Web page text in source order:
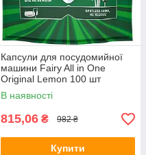
Капсули для посудомийної
машини Fairy All in One
Original Lemon 100 шт
В наявності
815,06 ₴ 982 ₴
Купити